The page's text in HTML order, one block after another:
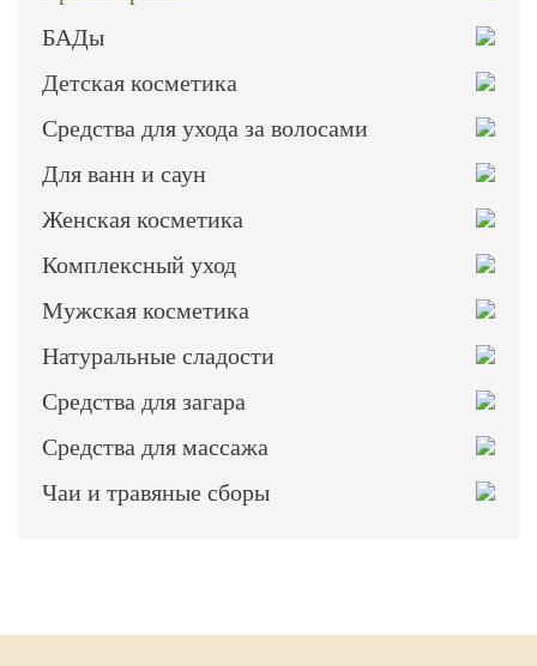
БАДы
Детская косметика
Средства для ухода за волосами
Для ванн и саун
Женская косметика
Комплексный уход
Мужская косметика
Натуральные сладости
Средства для загара
Средства для массажа
Чаи и травяные сборы